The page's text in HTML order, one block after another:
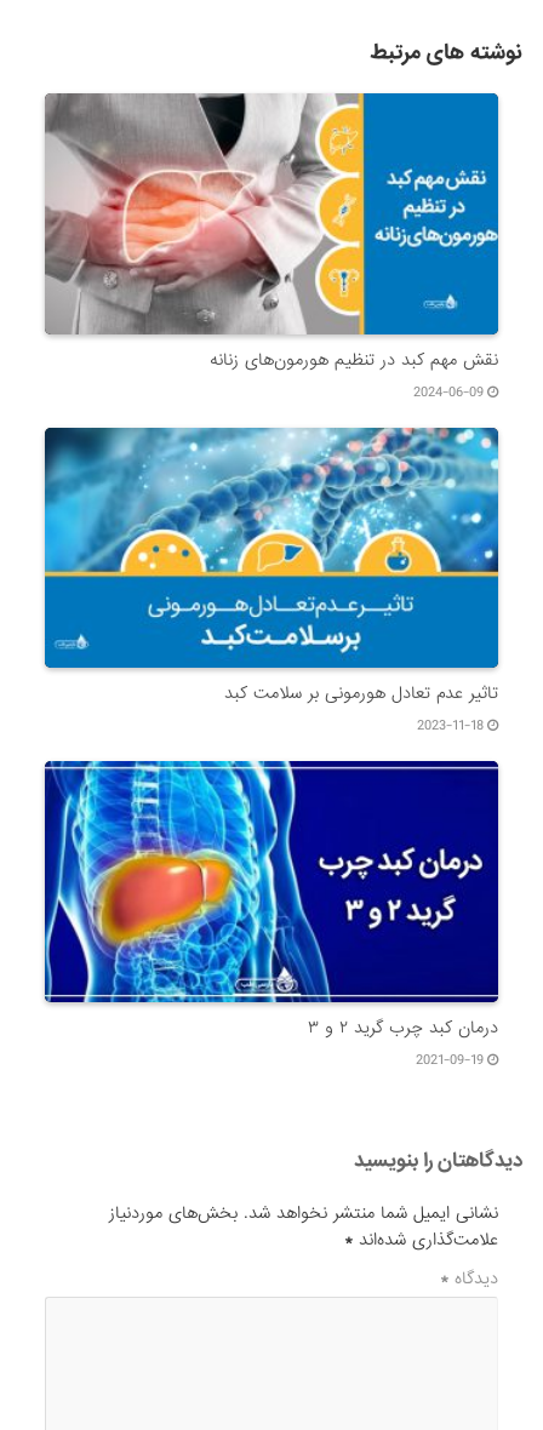
نوشته های مرتبط
نقش مهم کبد در تنظیم هورمون‌های زنانه
2024-06-09
تاثیر عدم تعادل هورمونی بر سلامت کبد
2023-11-18
درمان کبد چرب گرید ۲ و ۳
2021-09-19
دیدگاهتان را بنویسید
نشانی ایمیل شما منتشر نخواهد شد. بخش‌های موردنیاز
علامت‌گذاری شده‌اند*
دیدگاه*